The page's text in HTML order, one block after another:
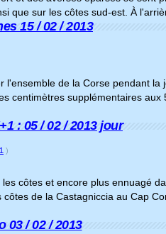
que sur les côtes sud-est. À
15 / 02 / 2013
l'ensemble de la Corse pendant
centimètres supplémentaires
: 05 / 02 / 2013 jour
)
côtes et encore plus ennuagé
de la Castagniccia au Cap
03 / 02 / 2013